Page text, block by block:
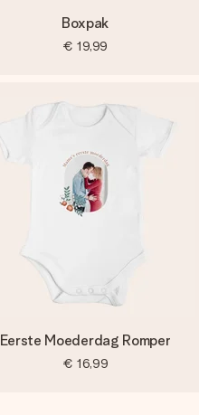
Boxpak
€ 19,99
Eerste Moederdag Romper
€ 16,99